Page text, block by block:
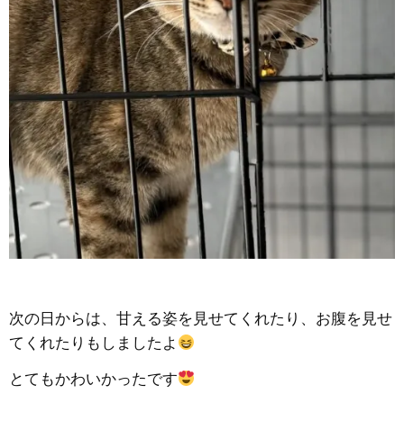
次の日からは、甘える姿を見せてくれたり、お腹を見せ
てくれたりもしましたよ
とてもかわいかったです